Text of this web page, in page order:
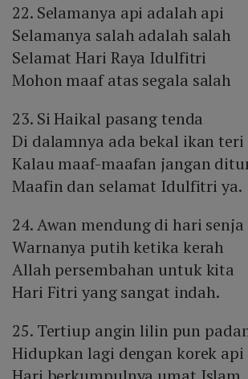
22. Selamanya api adalah api
Selamanya salah adalah salah
Selamat Hari Raya Idulfitri
Mohon maaf atas segala salah
23. Si Haikal pasang tenda
Di dalamnya ada bekal ikan teri
Kalau maaf-maafan jangan
Maafin dan selamat Idulfitri ya.
24. Awan mendung di hari senja
Warnanya putih ketika kerah
Allah persembahan untuk kita
Hari Fitri yang sangat indah.
25. Tertiup angin lilin pun
Hidupkan lagi dengan korek api